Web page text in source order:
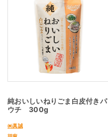
純おいしいねりごま白皮付きパ
ウチ 300g
㈱真誠